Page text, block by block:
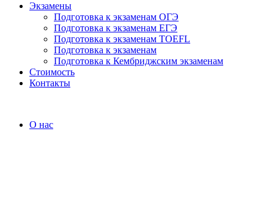
Экзамены
Подготовка к экзаменам ОГЭ
Подготовка к экзаменам ЕГЭ
Подготовка к экзаменам TOEFL
Подготовка к экзаменам
Подготовка к Кембриджским экзаменам
Стоимость
Контакты
О нас